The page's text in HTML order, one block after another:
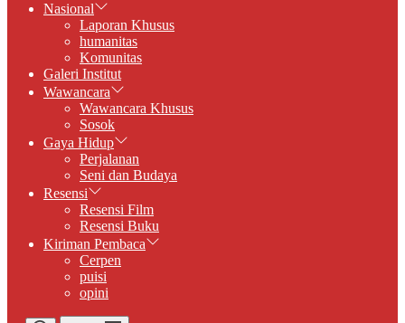
Nasional
Laporan Khusus
humanitas
Komunitas
Galeri Institut
Wawancara
Wawancara Khusus
Sosok
Gaya Hidup
Perjalanan
Seni dan Budaya
Resensi
Resensi Film
Resensi Buku
Kiriman Pembaca
Cerpen
puisi
opini